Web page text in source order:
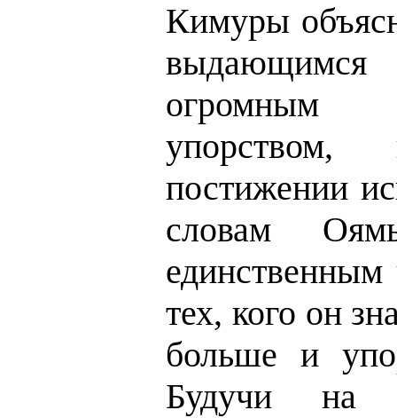
Кимуры
огромным
упорством,
постижении
словам
единственным
тех, кого он
больше и
Будучи